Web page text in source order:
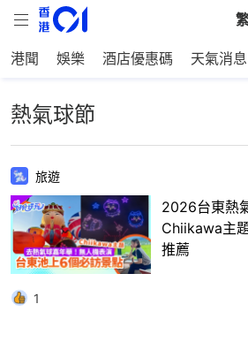
港聞 娛樂 酒店優惠碼 天氣消息
熱氣球節
旅遊
2026台東熱
Chiikawa主
推薦
1